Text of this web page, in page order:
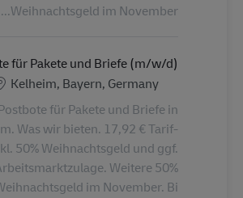
Weihnachtsgeld im November....
für Pakete und Briefe (m/w/d)
الموقع
Kelheim, Bayern, Germany
für Pakete und Briefe in
Was wir bieten. 17,92 € Tarif-
50% Weihnachtsgeld und ggf.
Weitere 50%
im November. Bi...